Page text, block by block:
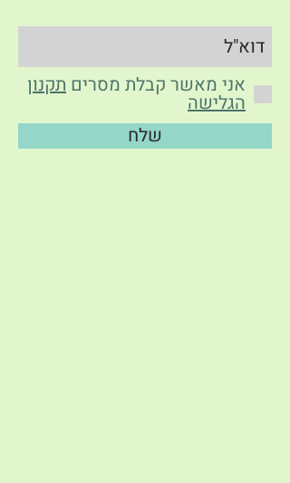
אני מאשר קבלת מסרים תקנון
הגלישה
שלח